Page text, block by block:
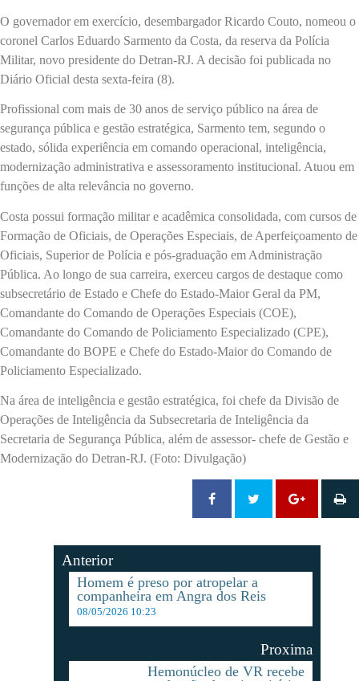
O governador em exercício, desembargador Ricardo Couto, nomeou o
coronel Carlos Eduardo Sarmento da Costa, da reserva da Polícia
Militar, novo presidente do Detran-RJ. A decisão foi publicada no
Diário Oficial desta sexta-feira (8).
Profissional com mais de 30 anos de serviço público na área de
segurança pública e gestão estratégica, Sarmento tem, segundo o
estado, sólida experiência em comando operacional, inteligência,
modernização administrativa e assessoramento institucional. Atuou em
funções de alta relevância no governo.
Costa possui formação militar e acadêmica consolidada, com cursos de
Formação de Oficiais, de Operações Especiais, de Aperfeiçoamento de
Oficiais, Superior de Polícia e pós-graduação em Administração
Pública. Ao longo de sua carreira, exerceu cargos de destaque como
subsecretário de Estado e Chefe do Estado-Maior Geral da PM,
Comandante do Comando de Operações Especiais (COE),
Comandante do Comando de Policiamento Especializado (CPE),
Comandante do BOPE e Chefe do Estado-Maior do Comando de
Policiamento Especializado.
Na área de inteligência e gestão estratégica, foi chefe da Divisão de
Operações de Inteligência da Subsecretaria de Inteligência da
Secretaria de Segurança Pública, além de assessor- chefe de Gestão e
Modernização do Detran-RJ. (Foto: Divulgação)
Anterior
Homem é preso por atropelar a
companheira em Angra dos Reis
08/05/2026 10:23
Proxima
Hemonúcleo de VR recebe